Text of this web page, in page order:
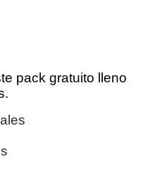
pack gratuito lleno